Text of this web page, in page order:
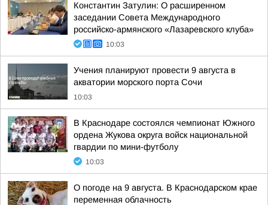
Константин Затулин: О расширенном
заседании Совета Международного
российско-армянского «Лазаревского клуба»
10:03
Учения планируют провести 9 августа в
акватории морского порта Сочи
10:03
В Краснодаре состоялся чемпионат Южного
ордена Жукова округа войск национальной
гвардии по мини-футболу
10:03
О погоде на 9 августа. В Краснодарском крае
переменная облачность